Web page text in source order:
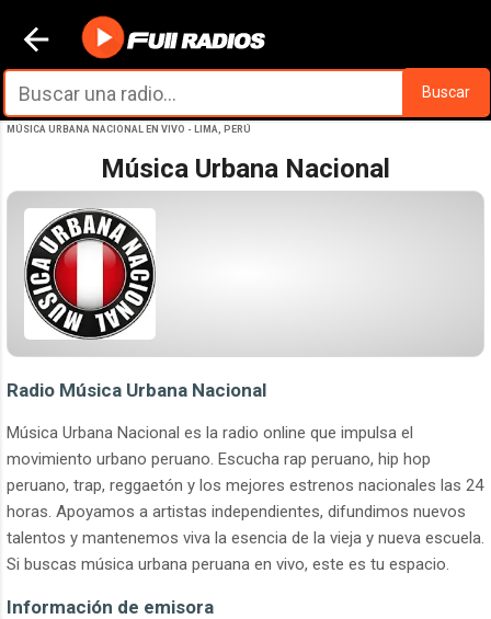
Ir al contenido principal
Buscar
MÚSICA URBANA NACIONAL EN VIVO - LIMA, PERÚ
Música Urbana Nacional
Radio Música Urbana Nacional
Música Urbana Nacional es la radio online que impulsa el
movimiento urbano peruano. Escucha rap peruano, hip hop
peruano, trap, reggaetón y los mejores estrenos nacionales las 24
horas. Apoyamos a artistas independientes, difundimos nuevos
talentos y mantenemos viva la esencia de la vieja y nueva escuela.
Si buscas música urbana peruana en vivo, este es tu espacio.
Información de emisora